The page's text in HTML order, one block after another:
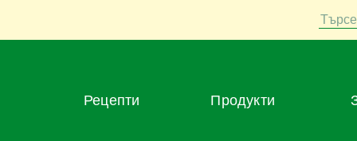
Рецепти Продукти